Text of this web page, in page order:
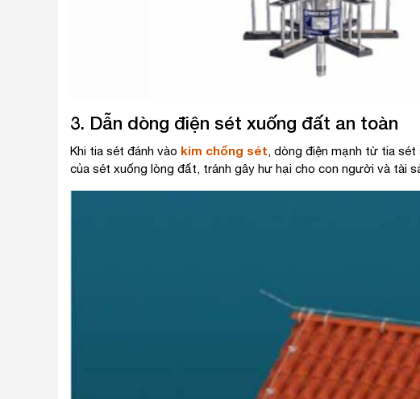
3. Dẫn dòng điện sét xuống đất an toàn
Khi tia sét đánh vào kim chống sét, dòng điện mạnh từ tia
của sét xuống lòng đất, tránh gây hư hại cho con người và tài